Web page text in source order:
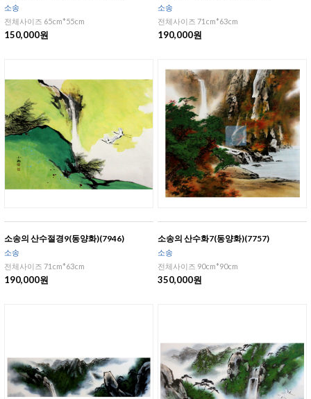
소송
전체사이즈 65cm*55cm
150,000원
소송
전체사이즈 71cm*63cm
190,000원
소송의 산수절경9(동양화)(7946)
소송
전체사이즈 71cm*63cm
190,000원
소송의 산수화7(동양화)(7757)
소송
전체사이즈 90cm*90cm
350,000원